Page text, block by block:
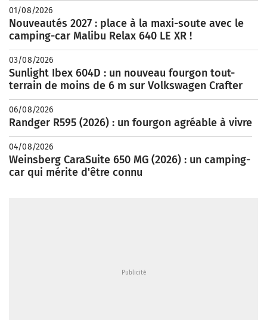
01/08/2026
Nouveautés 2027 : place à la maxi-soute avec le
camping-car Malibu Relax 640 LE XR !
03/08/2026
Sunlight Ibex 604D : un nouveau fourgon tout-
terrain de moins de 6 m sur Volkswagen Crafter
06/08/2026
Randger R595 (2026) : un fourgon agréable à vivre
04/08/2026
Weinsberg CaraSuite 650 MG (2026) : un camping-
car qui mérite d'être connu